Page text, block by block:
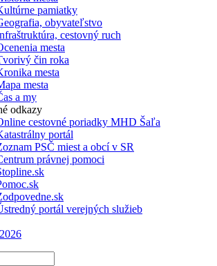
pamiatky
obyvateľstvo
cestovný ruch
mesta
čin roka
mesta
mesta
a my
odkazy
cestovné poriadky MHD Šaľa
portál
PSČ miest a obcí v SR
právnej pomoci
portál verejných služieb